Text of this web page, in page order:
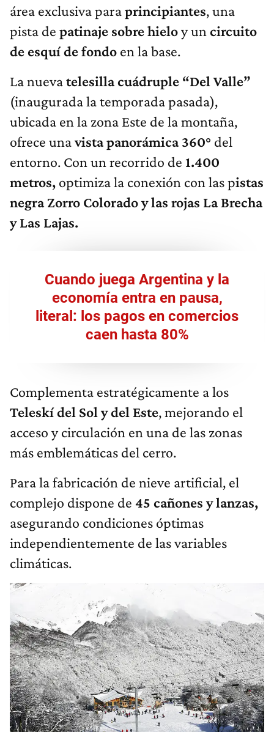
área exclusiva paraprincipiantes, una
pista de patinaje sobre hieloy un circuito
de esquí de fondo en la base.
La nuevatelesilla cuádruple “Del Valle”
(inaugurada la temporada pasada),
ubicada en la zona Este de la montaña,
ofrece unavista panorámica 360° del
entorno. Con un recorrido de 1.400
metros, optimiza la conexión con las pistas
negra Zorro Colorado y las rojas La Brecha
y Las Lajas.
Cuando juega Argentina y la
economía entra en pausa,
literal: los pagos en comercios
caen hasta 80%
Complementa estratégicamente a los
Teleskí del Sol y del Este, mejorando el
acceso y circulación en una de las zonas
más emblemáticas del cerro.
Para la fabricación de nieve artificial, el
complejo dispone de 45 cañones y lanzas,
asegurando condiciones óptimas
independientemente de las variables
climáticas.